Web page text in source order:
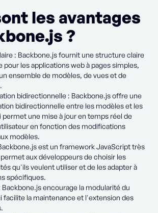
les avantages
?
: Backbone.js fournit une structure claire
pour les applications web à pages simples,
ensemble de modèles, de vues et de
bidirectionnelle : Backbone.js offre une
bidirectionnelle entre les modèles et les
permet une mise à jour en temps réel de
en fonction des modifications
modèles.
est un framework JavaScript très
aux développeurs de choisir les
qu'ils veulent utiliser et de les adapter à
spécifiques.
Backbone.js encourage la modularité du
facilite la maintenance et l'extension des